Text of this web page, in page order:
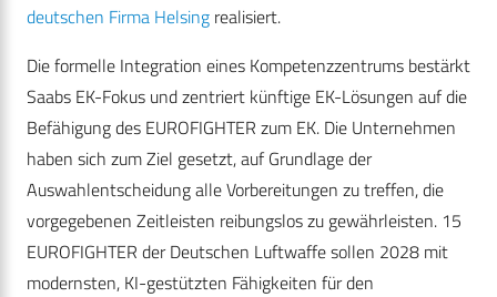
deutschen Firma Helsing realisiert.
Die formelle Integration eines Kompetenzzentrums bestärkt
Saabs EK-Fokus und zentriert künftige EK-Lösungen auf die
Befähigung des EUROFIGHTER zum EK. Die Unternehmen
haben sich zum Ziel gesetzt, auf Grundlage der
Auswahlentscheidung alle Vorbereitungen zu treffen, die
vorgegebenen Zeitleisten reibungslos zu gewährleisten. 15
EUROFIGHTER der Deutschen Luftwaffe sollen 2028 mit
modernsten, KI-gestützten Fähigkeiten für den